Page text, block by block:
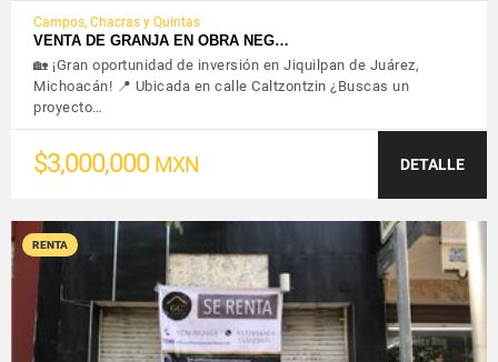
Campos, Chacras y Quintas
VENTA DE GRANJA EN OBRA NEG…
🏡 ¡Gran oportunidad de inversión en Jiquilpan de Juárez,
Michoacán! 📍 Ubicada en calle Caltzontzin ¿Buscas un
proyecto…
$3,000,000 MXN DETALLE
RENTA